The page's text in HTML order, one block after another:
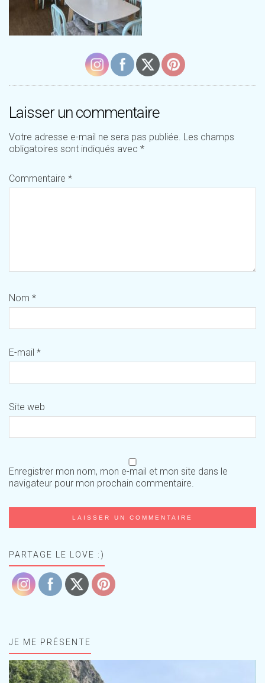
Laisser un commentaire
Votre adresse e-mail ne sera pas publiée. Les champs
obligatoires sont indiqués avec *
Commentaire *
Nom *
E-mail *
Site web
Enregistrer mon nom, mon e-mail et mon site dans le
navigateur pour mon prochain commentaire.
PARTAGE LE LOVE :)
JE ME PRÉSENTE